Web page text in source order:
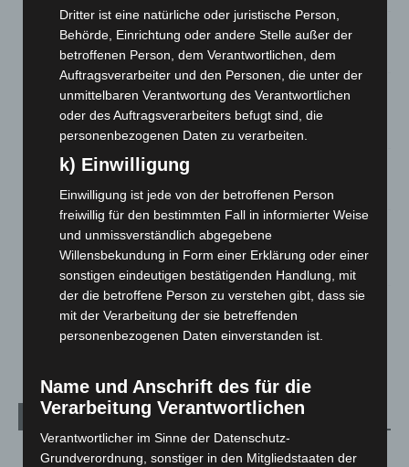
Celle: Mensch stirbt bei Bagger-Unfall auf Baustelle
5. August 2026
Gasleitung bei McDonald’s-Umbau in Langenhagen
beschädigt
Anklage nach Abschaltung von „Archetyp Market“ erhoben
3. August 2026
Hannover: Polizei stoppt 166 Trunkenheitsfahrten bei
Hannover Klassik Open Air 2026: Französische Oper im
Maschpark
2. August 2026
Kategorien
Blaulicht
2.798
Dritter ist eine natürliche oder juristische Person,
Behörde, Einrichtung oder andere Stelle außer der
betroffenen Person, dem Verantwortlichen, dem
Auftragsverarbeiter und den Personen, die unter der
unmittelbaren Verantwortung des Verantwortlichen
oder des Auftragsverarbeiters befugt sind, die
personenbezogenen Daten zu verarbeiten.
k) Einwilligung
Einwilligung ist jede von der betroffenen Person
freiwillig für den bestimmten Fall in informierter Weise
und unmissverständlich abgegebene
Willensbekundung in Form einer Erklärung oder einer
sonstigen eindeutigen bestätigenden Handlung, mit
der die betroffene Person zu verstehen gibt, dass sie
mit der Verarbeitung der sie betreffenden
personenbezogenen Daten einverstanden ist.
Name und Anschrift des für die
Verarbeitung Verantwortlichen
Verantwortlicher im Sinne der Datenschutz-
Grundverordnung, sonstiger in den Mitgliedstaaten der